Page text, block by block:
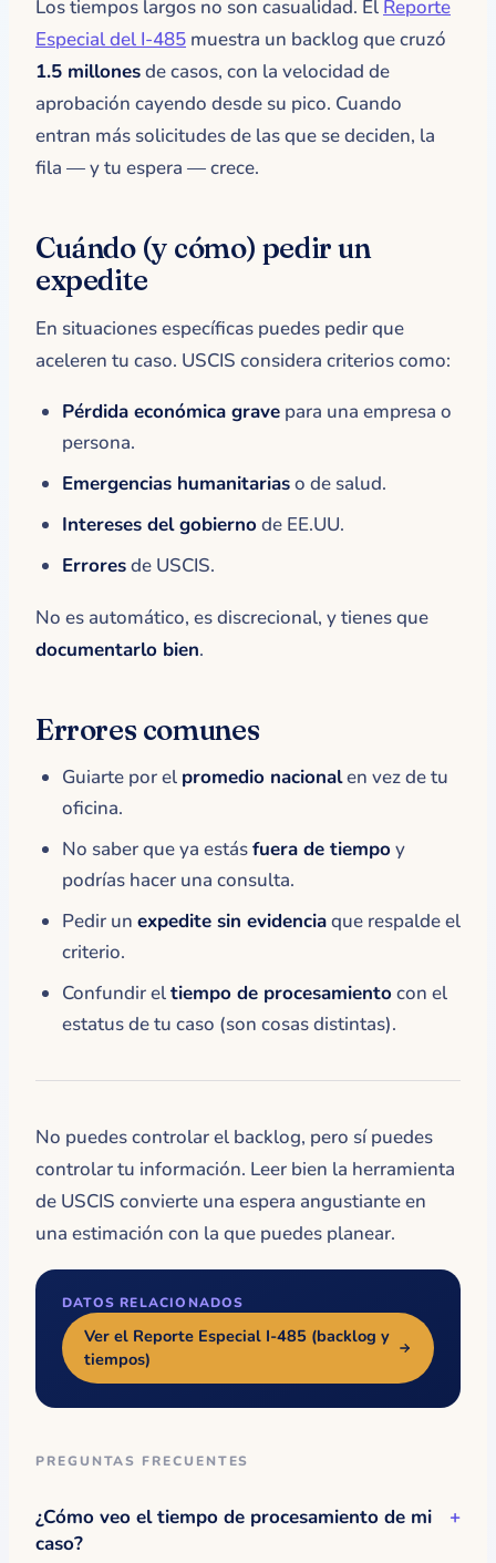
Los tiempos largos no son casualidad. El Reporte
Especial del I-485 muestra un backlog que cruzó
1.5 millonesde casos, con la velocidad de
aprobación cayendo desde su pico. Cuando
entran más solicitudes de las que se deciden, la
fila — y tu espera — crece.
Cuándo (y cómo) pedir un
expedite
En situaciones específicas puedes pedir que
aceleren tu caso. USCIS considera criterios como:
Pérdida económica grave para una empresa o
persona.
Emergencias humanitariaso de salud.
Intereses del gobiernode EE.UU.
Erroresde USCIS.
No es automático, es discrecional, y tienes que
documentarlo bien.
Errores comunes
Guiarte por el promedio nacionalen vez de tu
oficina.
No saber que ya estásfuera de tiempoy
podrías hacer una consulta.
Pedir un expedite sin evidenciaque respalde el
criterio.
Confundir eltiempo de procesamientocon el
estatus de tu caso (son cosas distintas).
No puedes controlar el backlog, pero sí puedes
controlar tu información. Leer bien la herramienta
de USCIS convierte una espera angustiante en
una estimación con la que puedes planear.
DATOS RELACIONADOS
Ver el Reporte Especial I-485 (backlog y
tiempos)
PREGUNTAS FRECUENTES
¿Cómo veo el tiempo de procesamiento de mi
caso?